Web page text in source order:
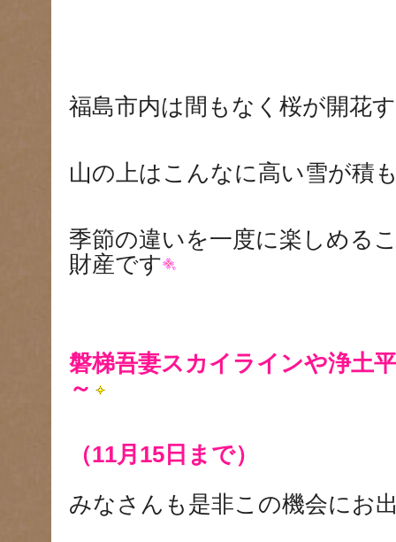
福島市内は間もなく桜が開花
山の上はこんなに高い雪が積
季節の違いを一度に楽しめる
財産です
磐梯吾妻スカイラインや浄土
～
（11月15日まで）
みなさんも是非この機会にお